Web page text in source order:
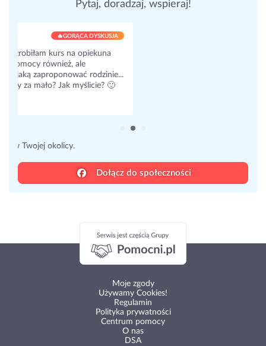
Pytaj, doradzaj, wspieraj!
Dołącz do społeczności
Moje zgody
Używamy Cookies!
Regulamin
Polityka prywatności
Centrum pomocy
O nas
DSA